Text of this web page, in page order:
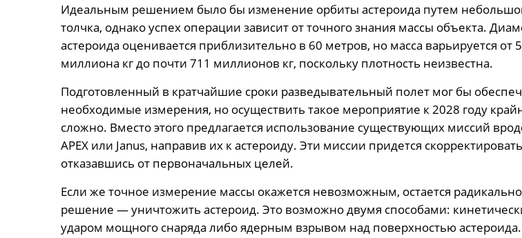
Идеальным решением было бы изменение орбиты астероида путем
толчка, однако успех операции зависит от точного знания массы объекта.
астероида оценивается приблизительно в 60 метров, но масса варьируется от
миллиона кг до почти 711 миллионов кг, поскольку плотность неизвестна.
Подготовленный в кратчайшие сроки разведывательный полет мог бы
необходимые измерения, но осуществить такое мероприятие к 2028 году
сложно. Вместо этого предлагается использование существующих миссий
APEX или Janus, направив их к астероиду. Эти миссии придется
отказавшись от первоначальных целей.
Если же точное измерение массы окажется невозможным, остается
решение — уничтожить астероид. Это возможно двумя способами:
ударом мощного снаряда либо ядерным взрывом над поверхностью